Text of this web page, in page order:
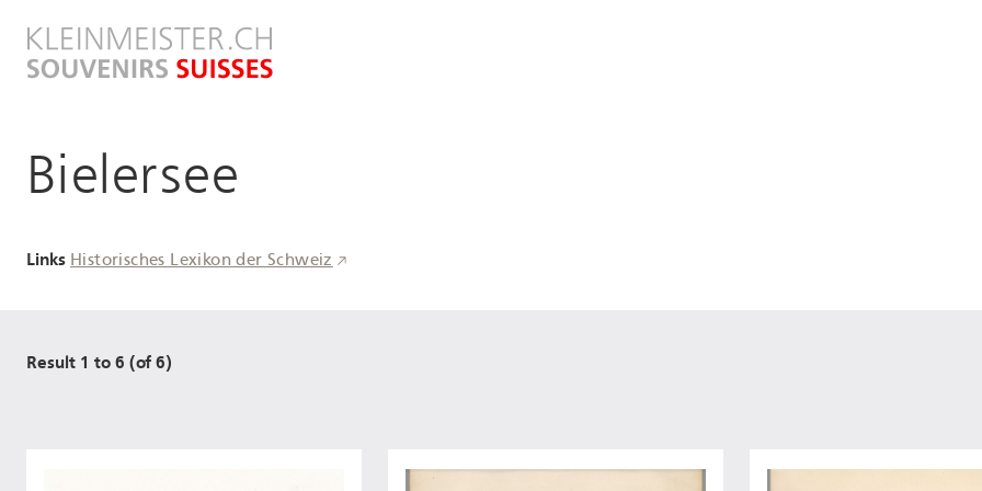
zum
Inhalt
Bielersee
Links Historisches Lexikon der Schweiz
Result 1 to 6 (of 6)